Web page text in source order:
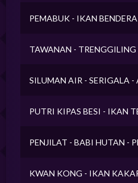
PEMABUK - IKAN
TAWANAN - TRENGGILING
SILUMAN AIR - SERIGALA
PUTRI KIPAS BESI - IKAN
PENJILAT - BABI HUTAN -
KWAN KONG - IKAN